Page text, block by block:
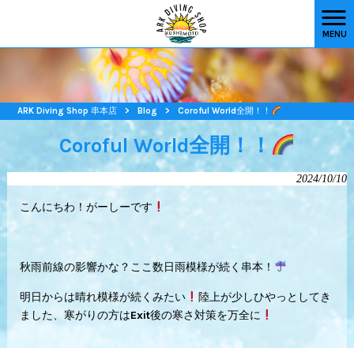
MENU
ARK Diving Shop 串本店 > Blog > Coroful World全開！！
Coroful World全開！！
2024/10/10
こんにちわ！がーしーです
秋雨前線の影響かな？ここ数日雨模様が続く串本！
明日からは晴れ模様が続くみたい
陸上が少しひやっとしてき
ました、寒がりの方はExit後の寒さ対策を万全に